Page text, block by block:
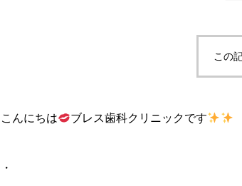
この
こんにちは ブレス歯科クリニックです
・